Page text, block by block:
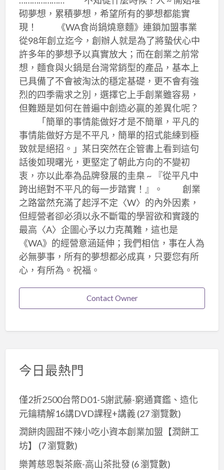
砌夢想，累積夢想，希望所有的夢想都能實
現！ 《WA食尚鍋燒意麵》連鎖加盟事業
從98年創立迄今，創辦人就是為了將蟄伏心中
許多年的夢想予以真實放大；而在創業之前常
想，麵食與火鍋是台灣常銷型的產品，基本上
已具備了不會被淘汰的穩定基礎，更不會有強
烈的四季需求之別，選擇它上手創業雖容易，
但難題是如何在普遍中創造必贏的差異化呢？
「簡單的事情能做好才是不簡單，平凡的
事情能做好方是不平凡，簡單的招式能練到極
致就是絕招。」某日突然在企管書上看到這句
話後如現曙光，更堅定了朝此方向的不變初
衷，亦以此奉為品牌發展的圭臬 ~ 『從平凡中
跨出絕對不平凡的每一步踏實！』。 創業
之路當然充滿了起浮不定〈W〉的內外因素，
但經營者卻必須以永不斷電的學習欲和實踐的
最高〈A〉企圖心予以力克萬難，這也是
《WA》的經營意涵延伸；我們相信，事在人為
必無夢事，所有的夢想都必成真，只要您有所
心，有所為。祝福。
Contact Owner
今日最熱門
僅2折2500台幣D01-5謝武藤-窮通寶鑑、造化
元鑰精解16講DVD課程+講義 (27 瀏覽數)
潤餅肉圓甜不辣小吃小資本創業加盟【潤餅工
坊】
(7 瀏覽數)
樂菁慈恩製茶廠-高山茶批發(6 瀏覽數)